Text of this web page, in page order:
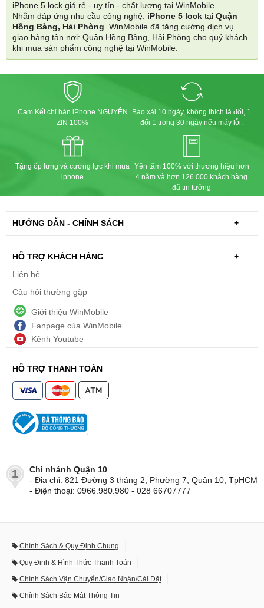
iPhone 5 lock giá rẻ - uy tín - chất lượng tại WinMobile.
Nhằm đáp ứng nhu cầu công nghệ: iPhone 5 lock tại Quận
Hồng Bàng, Hải Phòng. WinMobile đã tăng cường dịch vụ
giao hàng tận nơi: Quận Hồng Bàng, Hải Phòng cho quý khách
khi mua sản phẩm công nghệ tại WinMobile.
Cam Kết chỉ bán iPhone NGUYÊN
ZIN 100%
Bao xài 10 ngày, không thích là đổi, 1
đổi 1 trong 30 ngày nếu máy lỗi.
Tặng ốp lưng và cường lực khi mua
iphone
Yên tâm 100% với thương hiệu hơn
4 năm và hơn 126.000 khách hàng
đã tin tưởng
HƯỚNG DẪN - CHÍNH SÁCH +
HỖ TRỢ KHÁCH HÀNG
+
Liên hệ
Câu hỏi thường gặp
Giới thiệu WinMobile
Fanpage của WinMobile
Kênh Youtube
HỖ TRỢ THANH TOÁN
1
Chi nhánh Quận 10
- Địa chỉ: 821 Đường 3 tháng 2, Phường 7, Quận 10, TpHCM
- Điện thoại: 0966.980.980 - 028 66707777
Chính Sách & Quy Định Chung
Quy Định & Hình Thức Thanh Toán
Chính Sách Vận Chuyển/Giao Nhận/Cài Đặt
Chính Sách Bảo Mật Thông Tin